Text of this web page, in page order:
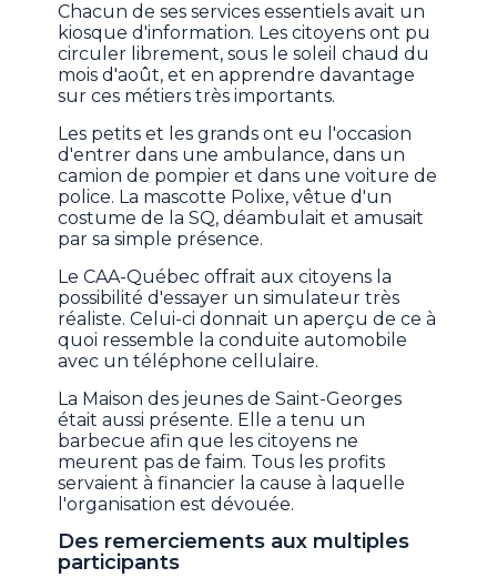
Chacun de ses services essentiels avait un
kiosque d'information. Les citoyens ont pu
circuler librement, sous le soleil chaud du
mois d'août, et en apprendre davantage
sur ces métiers très importants.
Les petits et les grands ont eu l'occasion
d'entrer dans une ambulance, dans un
camion de pompier et dans une voiture de
police. La mascotte Polixe, vêtue d'un
costume de la SQ, déambulait et amusait
par sa simple présence.
Le CAA-Québec offrait aux citoyens la
possibilité d'essayer un simulateur très
réaliste. Celui-ci donnait un aperçu de ce à
quoi ressemble la conduite automobile
avec un téléphone cellulaire.
La Maison des jeunes de Saint-Georges
était aussi présente. Elle a tenu un
barbecue afin que les citoyens ne
meurent pas de faim. Tous les profits
servaient à financier la cause à laquelle
l'organisation est dévouée.
Des remerciements aux multiples
participants